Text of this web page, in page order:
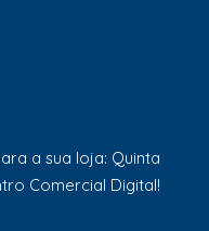
a sua loja: Quinta
Comercial Digital!